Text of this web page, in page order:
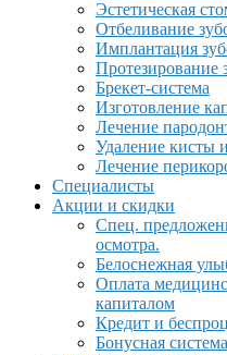
Эстетическая
Отбеливание
Имплантация
Протезирование
Брекет-система
Изготовление
Лечение
Удаление кисты
Лечение
Специалисты
Акции и скидки
Спец.
осмотра.
Белоснежная
Оплата
капиталом
Кредит и
Бонусная система